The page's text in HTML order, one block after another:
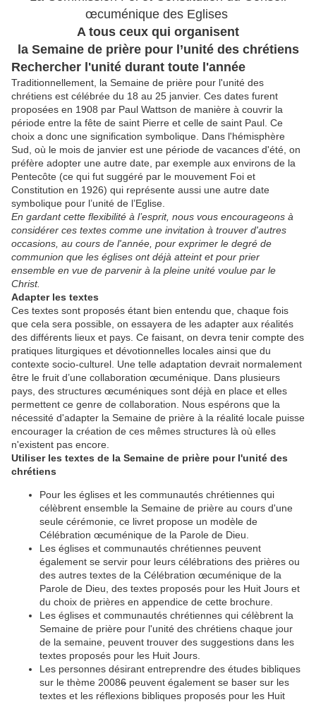
œcuménique des Eglises
A tous ceux qui organisent
la Semaine de prière pour l’unité des chrétiens
Rechercher l'unité durant toute l'année
Traditionnellement, la Semaine de prière pour l'unité des
chrétiens est célébrée du 18 au 25 janvier. Ces dates furent
proposées en 1908 par Paul Wattson de manière à couvrir la
période entre la fête de saint Pierre et celle de saint Paul. Ce
choix a donc une signification symbolique. Dans l'hémisphère
Sud, où le mois de janvier est une période de vacances d'été, on
préfère adopter une autre date, par exemple aux environs de la
Pentecôte (ce qui fut suggéré par le mouvement Foi et
Constitution en 1926) qui représente aussi une autre date
symbolique pour l’unité de l’Eglise.
En gardant cette flexibilité à l’esprit, nous vous encourageons à
considérer ces textes comme une invitation à trouver d'autres
occasions, au cours de l'année, pour exprimer le degré de
communion que les églises ont déjà atteint et pour prier
ensemble en vue de parvenir à la pleine unité voulue par le
Christ.
Adapter les textes
Ces textes sont proposés étant bien entendu que, chaque fois
que cela sera possible, on essayera de les adapter aux réalités
des différents lieux et pays. Ce faisant, on devra tenir compte des
pratiques liturgiques et dévotionnelles locales ainsi que du
contexte socio-culturel. Une telle adaptation devrait normalement
être le fruit d’une collaboration œcuménique. Dans plusieurs
pays, des structures œcuméniques sont déjà en place et elles
permettent ce genre de collaboration. Nous espérons que la
nécessité d'adapter la Semaine de prière à la réalité locale puisse
encourager la création de ces mêmes structures là où elles
n'existent pas encore.
Utiliser les textes de la Semaine de prière pour l'unité des
chrétiens
Pour les églises et les communautés chrétiennes qui
célèbrent ensemble la Semaine de prière au cours d'une
seule cérémonie, ce livret propose un modèle de
Célébration œcuménique de la Parole de Dieu.
Les églises et communautés chrétiennes peuvent
également se servir pour leurs célébrations des prières ou
des autres textes de la Célébration œcuménique de la
Parole de Dieu, des textes proposés pour les Huit Jours et
du choix de prières en appendice de cette brochure.
Les églises et communautés chrétiennes qui célèbrent la
Semaine de prière pour l'unité des chrétiens chaque jour
de la semaine, peuvent trouver des suggestions dans les
textes proposés pour les Huit Jours.
Les personnes désirant entreprendre des études bibliques
sur le thème 20086 peuvent également se baser sur les
textes et les réflexions bibliques proposés pour les Huit